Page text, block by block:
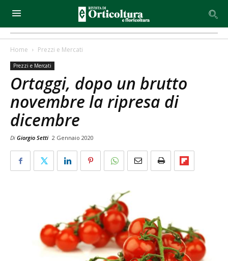
Home Prezzi e Mercati
Prezzi e Mercati
Ortaggi, dopo un brutto
novembre la ripresa di
dicembre
Di Giorgio Setti 2 Gennaio 2020